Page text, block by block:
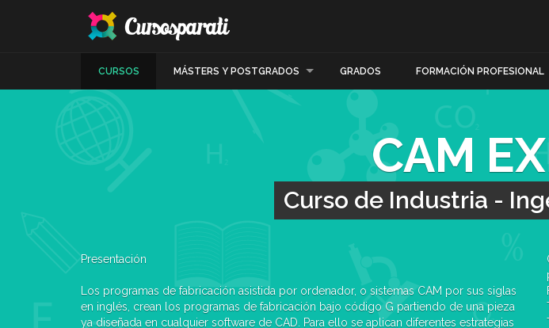
CURSOS MÁSTERS Y POSTGRADOS GRADOS FORMACIÓN PROFESIONAL
CAM
Curso de Industria -
Presentación
Los programas de fabricación asistida por ordenador, o sistemas CAM por sus siglas
en inglés, crean los programas de fabricación bajo código G partiendo de una pieza
ya diseñada en cualquier software de CAD. Para ello se aplican diferentes estrategias